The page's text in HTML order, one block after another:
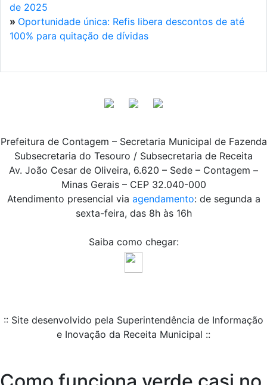
de 2025
» Oportunidade única: Refis libera descontos de até
100% para quitação de dívidas
Prefeitura de Contagem – Secretaria Municipal de Fazenda
Subsecretaria do Tesouro / Subsecretaria de Receita
Av. João Cesar de Oliveira, 6.620 – Sede – Contagem –
Minas Gerais – CEP 32.040-000
Atendimento presencial via agendamento: de segunda a
sexta-feira, das 8h às 16h
Saiba como chegar:
:: Site desenvolvido pela Superintendência de Informação
e Inovação da Receita Municipal ::